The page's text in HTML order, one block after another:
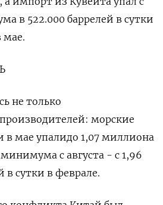
в 522.000 баррелей в сутки
мае.
не только
морские
в мае упалидо 1,07 миллиона
с августа - с 1,96
в сутки в феврале.